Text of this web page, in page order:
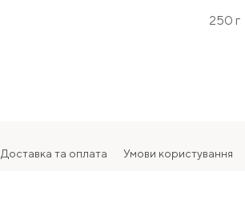
250 г
Доставка та оплата Умови користування